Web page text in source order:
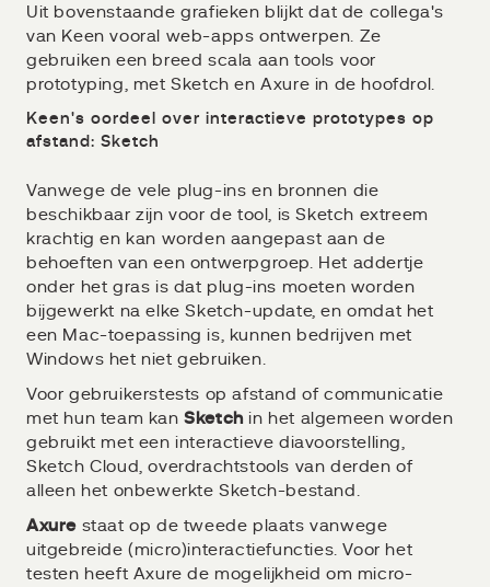
Uit bovenstaande grafieken blijkt dat de collega's
van Keen vooral web-apps ontwerpen. Ze
gebruiken een breed scala aan tools voor
prototyping, met Sketch en Axure in de hoofdrol.
Keen's oordeel over interactieve prototypes op
afstand: Sketch
Vanwege de vele plug-ins en bronnen die
beschikbaar zijn voor de tool, is Sketch extreem
krachtig en kan worden aangepast aan de
behoeften van een ontwerpgroep. Het addertje
onder het gras is dat plug-ins moeten worden
bijgewerkt na elke Sketch-update, en omdat het
een Mac-toepassing is, kunnen bedrijven met
Windows het niet gebruiken.
Voor gebruikerstests op afstand of communicatie
met hun team kanSketchin het algemeen worden
gebruikt met een interactieve diavoorstelling,
Sketch Cloud, overdrachtstools van derden of
alleen het onbewerkte Sketch-bestand.
Axure staat op de tweede plaats vanwege
uitgebreide (micro)interactiefuncties. Voor het
testen heeft Axure de mogelijkheid om micro-